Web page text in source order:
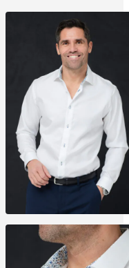
VALGE SINISTE
MEESTE TRIIKSÄRK 1108
Sellel